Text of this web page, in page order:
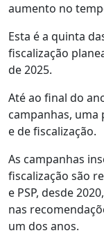
aumento no
Esta é a quinta
fiscalização
de 2025.
Até ao final do
campanhas, uma
e de fiscalização.
As campanhas
fiscalização são
e PSP, desde
nas
um dos anos.